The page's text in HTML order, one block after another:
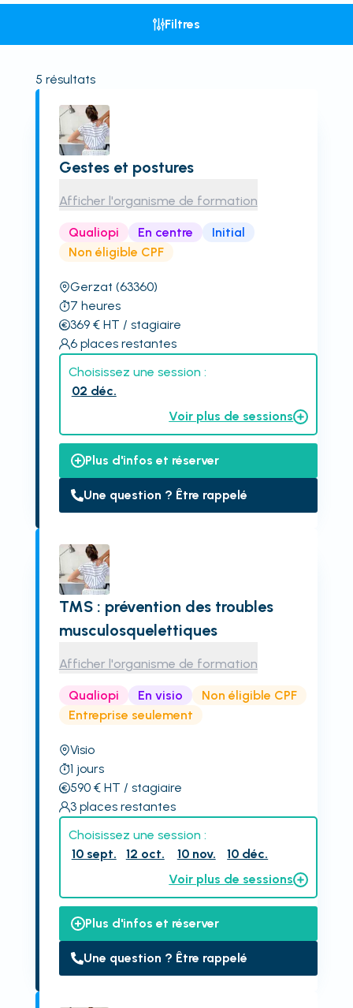
Filtres
5 résultats
Gestes et postures
Afficher l'organisme de formation
Qualiopi En centre
Initial
Non éligible CPF
Gerzat (63360)
7 heures
369€ HT / stagiaire
6 places restantes
Choisissez une session :
02 déc.
Voir plus de sessions
Plus d'infos et réserver
Une question ? Être rappelé
TMS : prévention des troubles
musculosquelettiques
Afficher l'organisme de formation
Qualiopi En visio
Non éligible CPF
Entreprise seulement
Visio
1 jours
590€ HT / stagiaire
3 places restantes
Choisissez une session :
10 sept.
12 oct. 10 nov.
10 déc.
Voir plus de sessions
Plus d'infos et réserver
Une question ? Être rappelé